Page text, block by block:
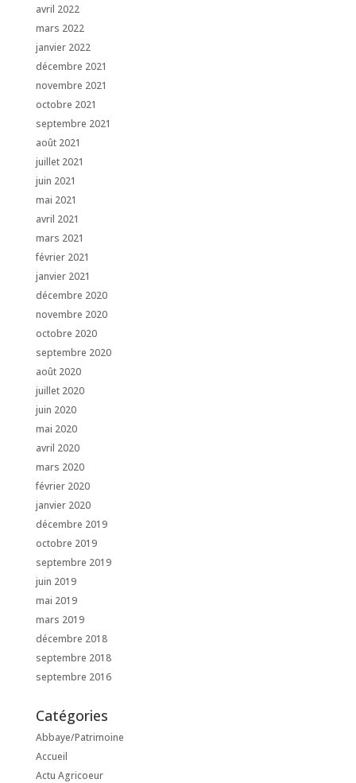
avril 2022
mars 2022
janvier 2022
décembre 2021
novembre 2021
octobre 2021
septembre 2021
août 2021
juillet 2021
juin 2021
mai 2021
avril 2021
mars 2021
février 2021
janvier 2021
décembre 2020
novembre 2020
octobre 2020
septembre 2020
août 2020
juillet 2020
juin 2020
mai 2020
avril 2020
mars 2020
février 2020
janvier 2020
décembre 2019
octobre 2019
septembre 2019
juin 2019
mai 2019
mars 2019
décembre 2018
septembre 2018
septembre 2016
Catégories
Abbaye/Patrimoine
Accueil
Actu Agricoeur